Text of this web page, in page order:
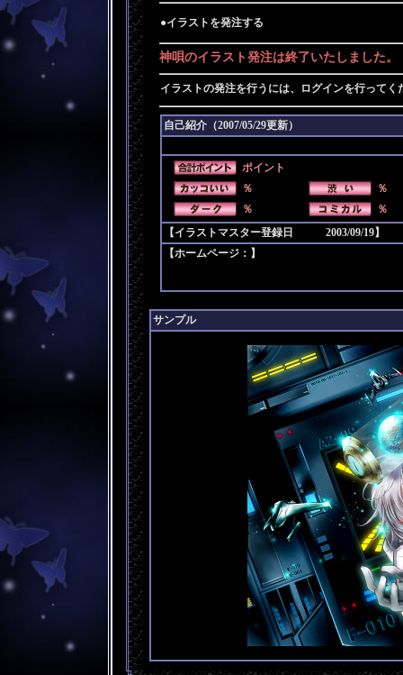
●イラストを発注する
神唄のイラスト発注は終了いたしました。
イラストの発注を行うには、ログインを行ってく
自己紹介（2007/05/29更新）
ポイント
％
％
％
％
【イラストマスター登録日 2003/09/19】
【ホームページ：】
サンプル